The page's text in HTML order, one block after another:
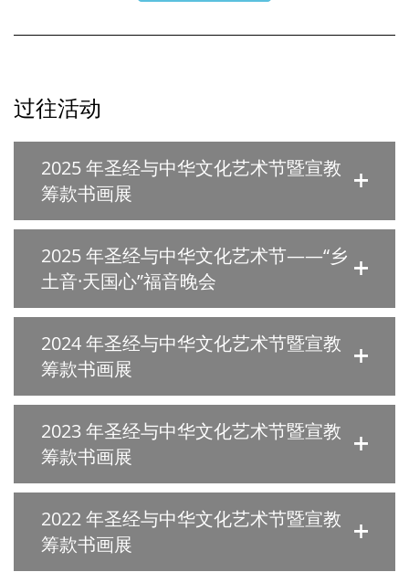
过往活动
2025 年圣经与中华文化艺术节暨宣教
筹款书画展
2025 年圣经与中华文化艺术节——“乡
土音·天国心”福音晚会
2024 年圣经与中华文化艺术节暨宣教
筹款书画展
2023 年圣经与中华文化艺术节暨宣教
筹款书画展
2022 年圣经与中华文化艺术节暨宣教
筹款书画展